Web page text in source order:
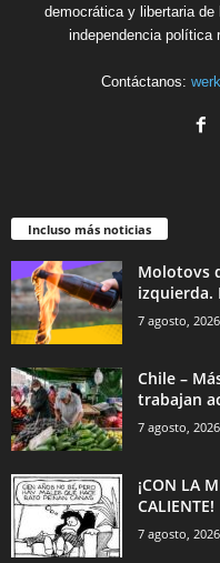
democrática y libertaria
independencia política
Contáctanos:
Incluso más noticias
Molotovs
izquierda.
7 agosto, 2026
Chile –
trabajan
7 agosto, 2026
¡CON LA
CALIENTE!
7 agosto, 2026